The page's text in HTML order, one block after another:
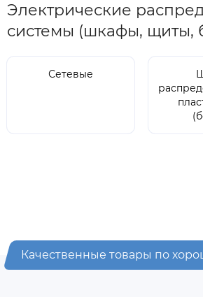
Электрические
системы (шкафы, щиты,
Сетевые
Качественные товары по